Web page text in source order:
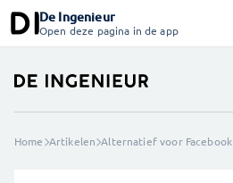
De Ingenieur
Open deze pagina in de app
Home Artikelen Alternatief voor